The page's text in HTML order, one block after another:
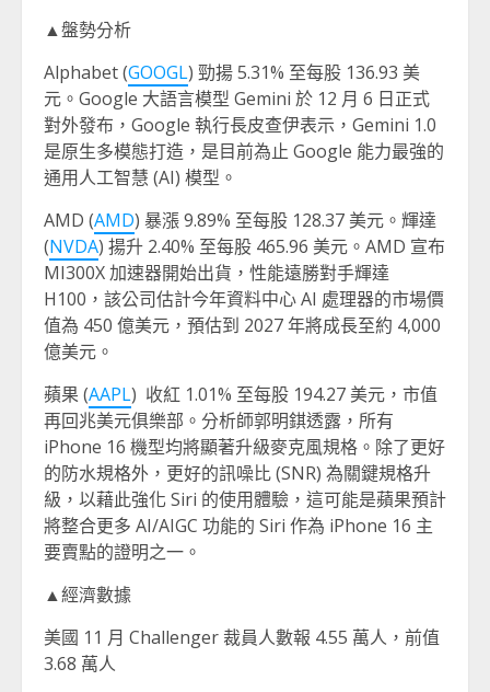
▲盤勢分析
Alphabet (GOOGL) 勁揚 5.31% 至每股 136.93 美
元。Google 大語言模型 Gemini 於 12 月 6 日正式
對外發布，Google 執行長皮查伊表示，Gemini 1.0
是原生多模態打造，是目前為止 Google 能力最強的
通用人工智慧 (AI) 模型。
AMD (AMD) 暴漲 9.89% 至每股 128.37 美元。輝達
(NVDA) 揚升 2.40% 至每股 465.96 美元。AMD 宣布
MI300X 加速器開始出貨，性能遠勝對手輝達
H100，該公司估計今年資料中心 AI 處理器的市場價
值為 450 億美元，預估到 2027 年將成長至約 4,000
億美元。
蘋果 (AAPL) 收紅 1.01% 至每股 194.27 美元，市值
再回兆美元俱樂部。分析師郭明錤透露，所有
iPhone 16 機型均將顯著升級麥克風規格。除了更好
的防水規格外，更好的訊噪比 (SNR) 為關鍵規格升
級，以藉此強化 Siri 的使用體驗，這可能是蘋果預計
將整合更多 AI/AIGC 功能的 Siri 作為 iPhone 16 主
要賣點的證明之一。
▲經濟數據
美國 11 月 Challenger 裁員人數報 4.55 萬人，前值
3.68 萬人